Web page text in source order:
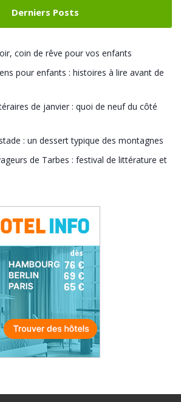
Derniers Posts
coin de rêve pour vos enfants
pour enfants : histoires à lire avant de
de janvier : quoi de neuf du côté
: un dessert typique des montagnes
de Tarbes : festival de littérature et